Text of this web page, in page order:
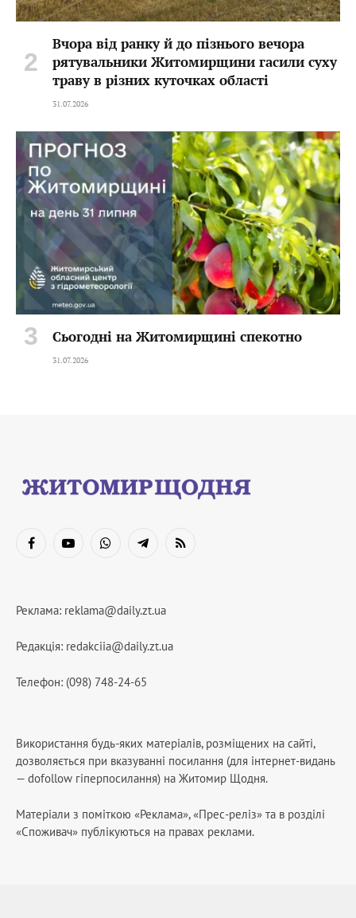
Вчора від ранку й до пізнього вечора
рятувальники Житомирщини гасили суху
траву в різних куточках області
31.07.2026
Сьогодні на Житомирщині спекотно
31.07.2026
FacebookYouTubeWhatsAppTelegramRSS
Реклама: reklama@daily.zt.ua
Редакція: redakciia@daily.zt.ua
Телефон: (098) 748-24-65
Використання будь-яких матеріалів, розміщених на сайті,
дозволяється при вказуванні посилання (для інтернет-видань
— dofollow гіперпосилання) на Житомир Щодня.
Матеріали з поміткою «Реклама», «Прес-реліз» та в розділі
«Споживач» публікуються на правах реклами.